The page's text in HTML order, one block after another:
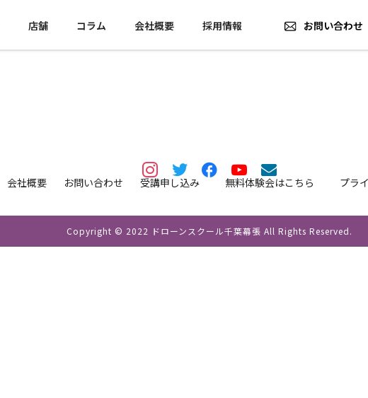
店舗 コラム 会社概要 採用情報 お問い合わせ
会社概要 お問い合わせ 受講申し込み 無料体験会はこちら プラ
Copyright © 2022 ドローンスクール千葉幕張 All Rights Reserved.